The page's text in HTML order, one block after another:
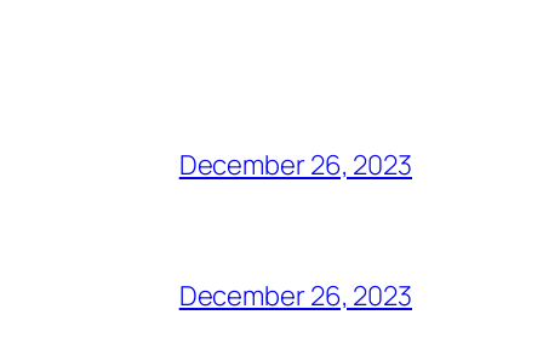
December 26, 2023
December 26, 2023